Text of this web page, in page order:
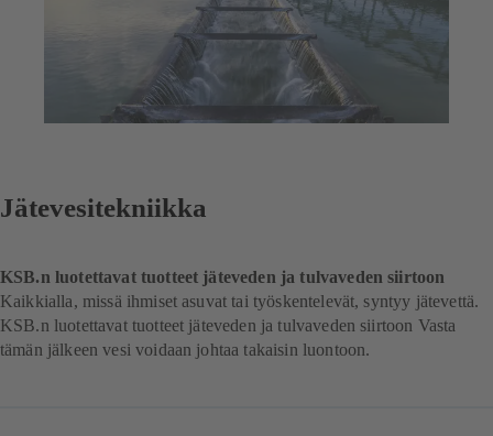
Jätevesitekniikka
KSB.n luotettavat tuotteet jäteveden ja tulvaveden siirtoon
Kaikkialla, missä ihmiset asuvat tai työskentelevät, syntyy jätevettä.
KSB.n luotettavat tuotteet jäteveden ja tulvaveden siirtoon Vasta
tämän jälkeen vesi voidaan johtaa takaisin luontoon.